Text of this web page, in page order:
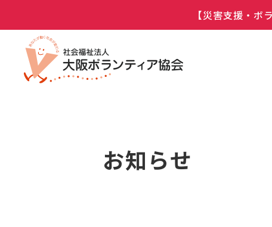
【災害支援・
お知らせ